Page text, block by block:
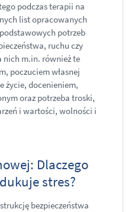
podczas terapii na
list opracowanych
potrzeb
ruchu czy
nich m.in. również te
poczuciem własnej
życie, docenieniem,
oraz potrzeba troski,
i wartości, wolności i
Dlaczego
stres?
bezpieczeństwa